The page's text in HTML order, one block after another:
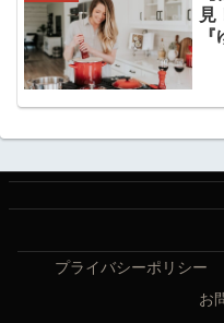
見
プライバシーポリシー
お